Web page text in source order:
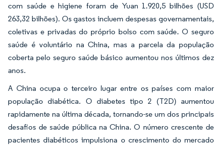
com saúde e higiene foram de Yuan 1.920,5 bilhões (USD
263,32 bilhões). Os gastos incluem despesas governamentais,
coletivas e privadas do próprio bolso com saúde. O seguro
saúde é voluntário na China, mas a parcela da população
coberta pelo seguro saúde básico aumentou nos últimos dez
anos.
A China ocupa o terceiro lugar entre os países com maior
população diabética. O diabetes tipo 2 (T2D) aumentou
rapidamente na última década, tornando-se um dos principais
desafios de saúde pública na China. O número crescente de
pacientes diabéticos impulsiona o crescimento do mercado